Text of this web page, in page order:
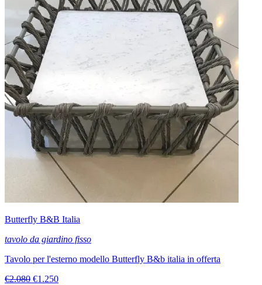
Butterfly B&B Italia
tavolo da giardino fisso
Tavolo per l'esterno modello Butterfly B&b italia in offerta
€2.080 €1.250